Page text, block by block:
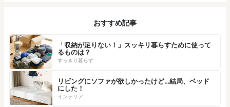
おすすめ記事
「収納が足りない！」スッキリ暮らすために使って
るものは？
すっきり暮らす
リビングにソファが欲しかったけど…結局、ベッド
にした！
インテリア